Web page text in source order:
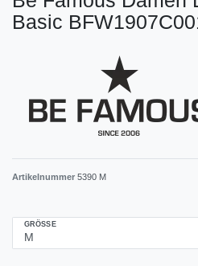
Basic
Artikelnummer 5390 M
GRÖSSE